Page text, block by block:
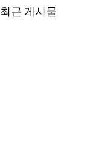
최근 게시물